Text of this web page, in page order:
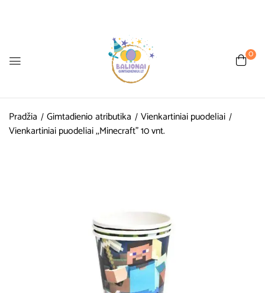
0
Pradžia Gimtadienio atributika
Vienkartiniai puodeliai
Vienkartiniai puodeliai ,,Minecraft” 10 vnt.